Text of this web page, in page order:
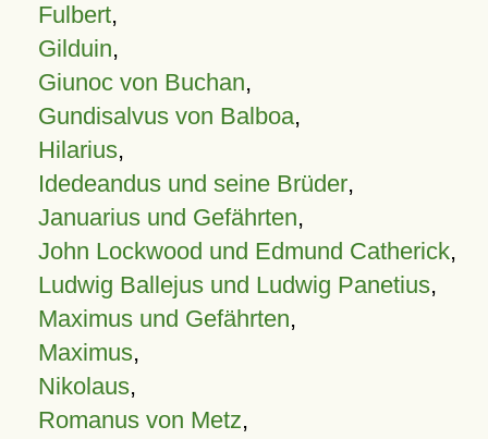
Fulbert,
Gilduin,
Giunoc von Buchan,
Gundisalvus von Balboa,
Hilarius,
Idedeandus und seine Brüder,
Januarius und Gefährten,
John Lockwood und Edmund Catherick,
Ludwig Ballejus und Ludwig Panetius,
Maximus und Gefährten,
Maximus,
Nikolaus,
Romanus von Metz,